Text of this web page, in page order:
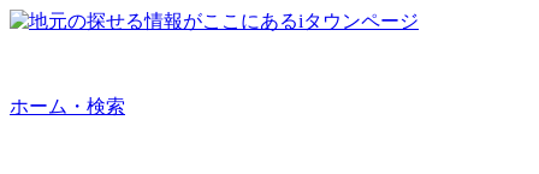
ホーム・検索